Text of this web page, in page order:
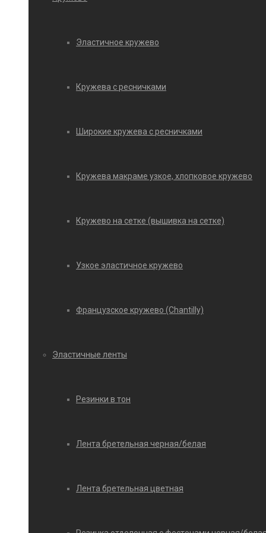
Эластичное кружево
Кружева с ресничками
Широкие кружева с ресничками
Кружева макраме узкое, хлопковое кружево
Кружево на сетке (вышивка на сетке)
Узкое эластичное кружево
Французское кружево (Chantilly)
Эластичные ленты
Резинки в тон
Лента бретельная черная/белая
Лента бретельная цветная